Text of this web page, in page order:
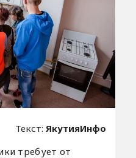
Текст: ЯкутияИнфо
требует от